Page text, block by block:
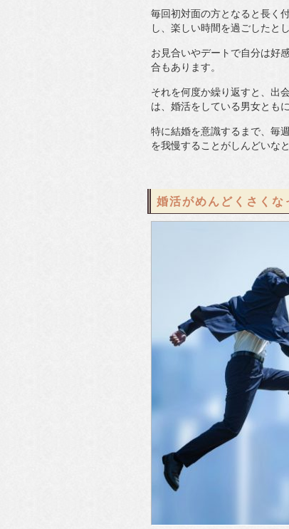
毎回初対面の方となると長く
し、楽しい時間を過ごしたと
お見合いやデートで自分は好
合もあります。
それを何度か繰り返すと、出
は、婚活をしている男女とも
特に結婚を意識するまで、毎
を我慢することがしんどいな
婚活がめんどくさくな